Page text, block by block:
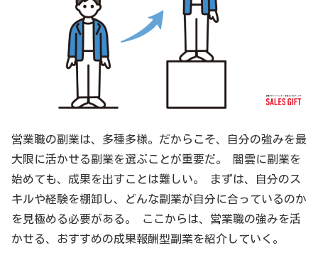
営業職の副業は、多種多様。だからこそ、自分の強みを最
大限に活かせる副業を選ぶことが重要だ。 闇雲に副業を
始めても、成果を出すことは難しい。 まずは、自分のス
キルや経験を棚卸し、どんな副業が自分に合っているのか
を見極める必要がある。 ここからは、営業職の強みを活
かせる、おすすめの成果報酬型副業を紹介していく。